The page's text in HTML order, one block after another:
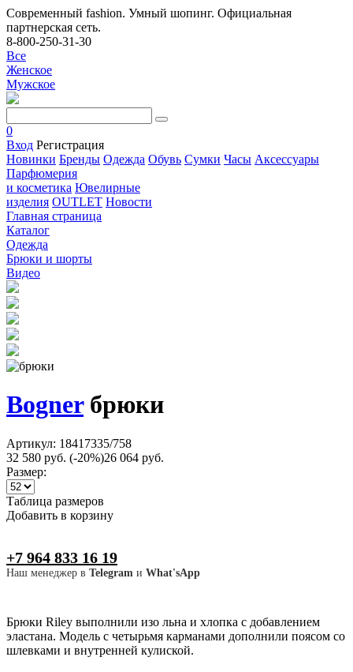
Современный fashion. Умный шопинг. Официальная
партнерская сеть.
8-800-250-31-30
Все
Женское
Мужское
0
Вход Регистрация
Новинки Бренды Одежда Обувь Сумки Часы Аксессуары
Парфюмерия
и косметика Ювелирные
изделия OUTLET Новости
Главная страница
Каталог
Одежда
Брюки и шорты
Видео
Bognerбрюки
Артикул: 18417335/758
32 580 руб. (-20%)26 064 руб.
Размер:
Таблица размеров
Добавить в корзину
+7 964 833 16 19
Наш менеджер в Telegram и What'sApp
Брюки Riley выполнили изо льна и хлопка с добавлением
эластана. Модель с четырьмя карманами дополнили поясом со
шлевками и внутренней кулиской.